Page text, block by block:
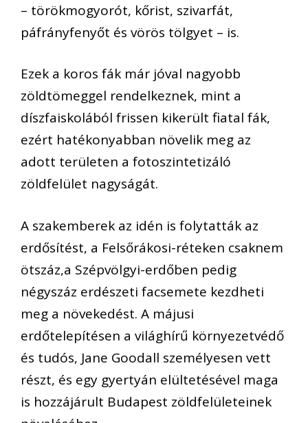
– törökmogyorót, kőrist, szivarfát,
páfrányfenyőt és vörös tölgyet – is.
Ezek a koros fák már jóval nagyobb
zöldtömeggel rendelkeznek, mint a
díszfaiskolából frissen kikerült fiatal fák,
ezért hatékonyabban növelik meg az
adott területen a fotoszintetizáló
zöldfelület nagyságát.
A szakemberek az idén is folytatták az
erdősítést, a Felsőrákosi-réteken csaknem
ötszáz,a Szépvölgyi-erdőben pedig
négyszáz erdészeti facsemete kezdheti
meg a növekedést. A májusi
erdőtelepítésen a világhírű környezetvédő
és tudós, Jane Goodall személyesen vett
részt, és egy gyertyán elültetésével maga
is hozzájárult Budapest zöldfelületeinek